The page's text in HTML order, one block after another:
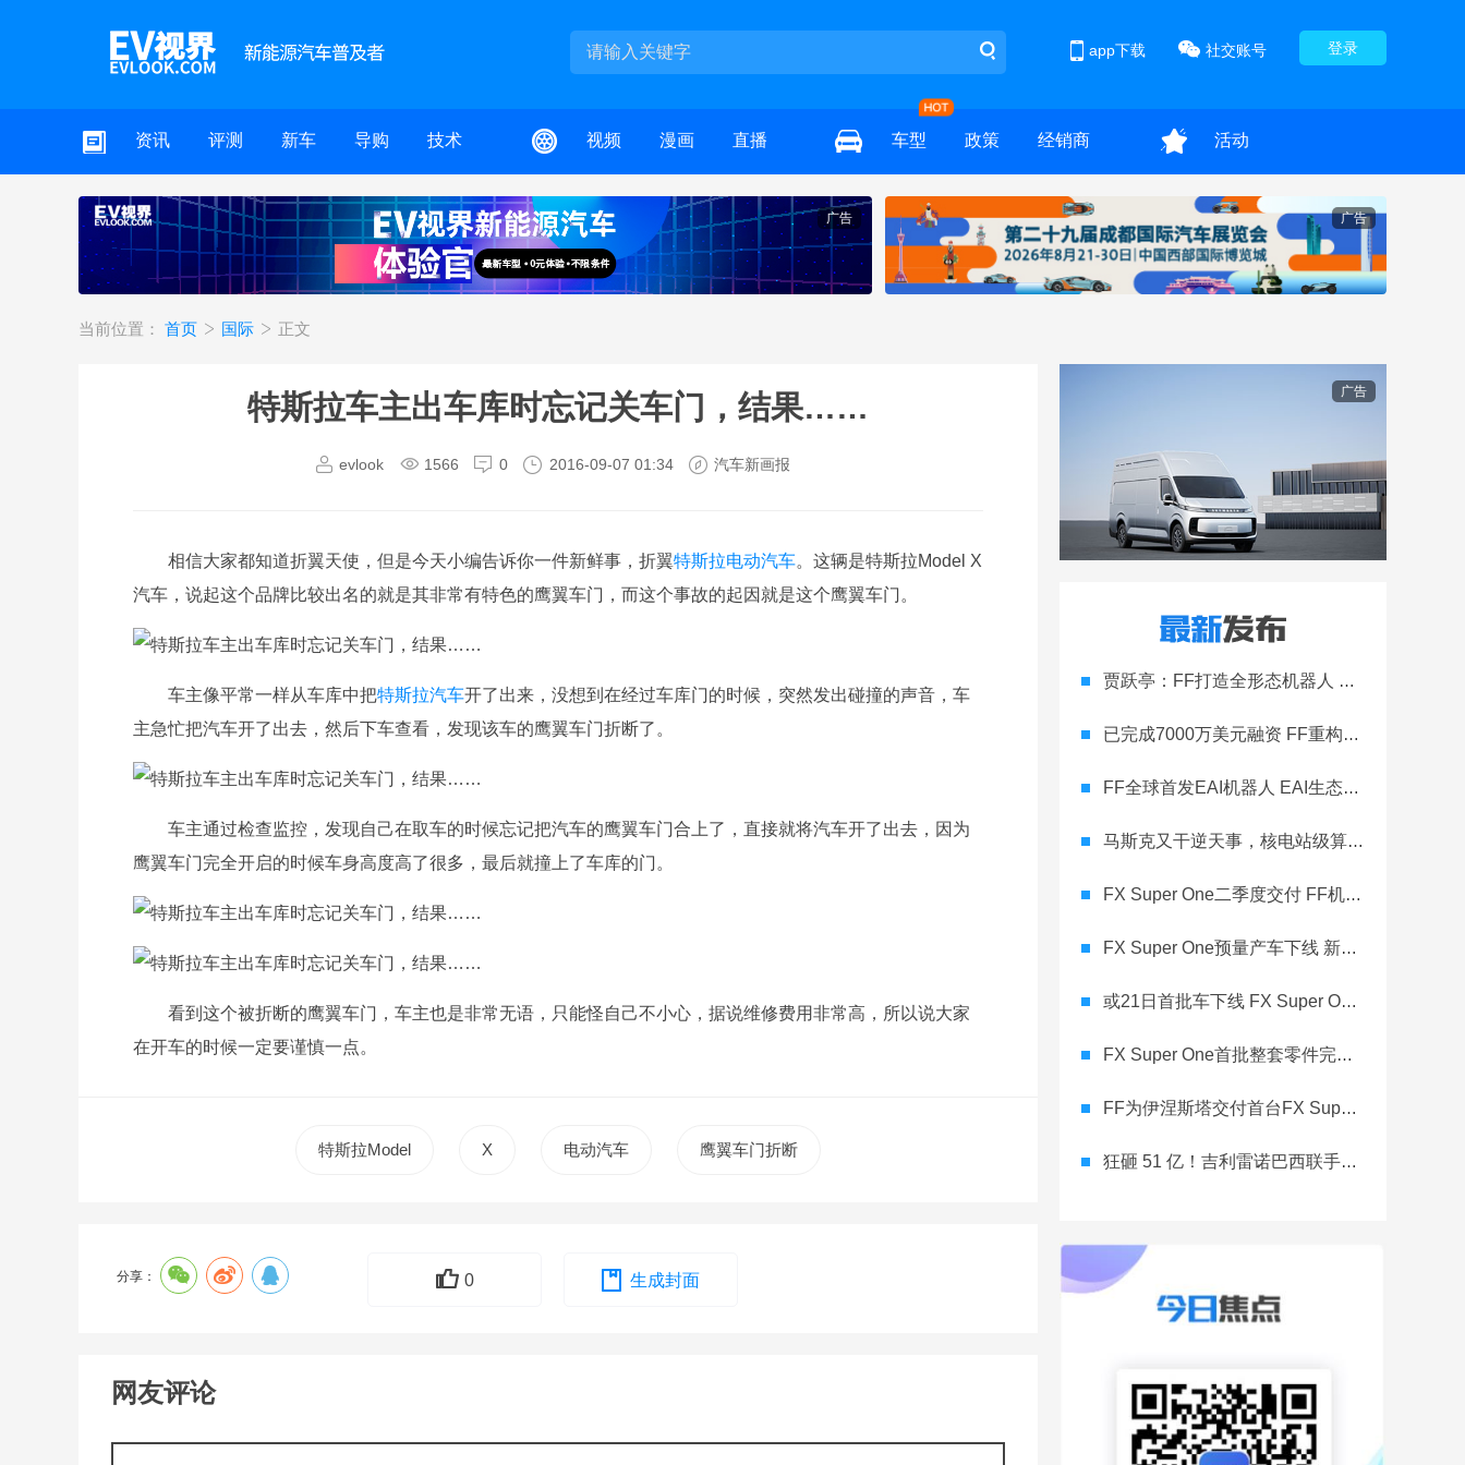
登录
社交账号
app下载
资讯 评测 新车 导购 技术 视频 漫画 直播 车型 政策 经销商 活动
广告 广告
当前位置： 首页 国际 正文
特斯拉车主出车库时忘记关车门，结果……
evlook 1566 0 2016-09-07 01:34 汽车新画报
相信大家都知道折翼天使，但是今天小编告诉你一件新鲜事，折翼特斯拉电动汽车。这辆是特斯拉Model X
汽车，说起这个品牌比较出名的就是其非常有特色的鹰翼车门，而这个事故的起因就是这个鹰翼车门。
车主像平常一样从车库中把特斯拉汽车开了出来，没想到在经过车库门的时候，突然发出碰撞的声音，车
主急忙把汽车开了出去，然后下车查看，发现该车的鹰翼车门折断了。
车主通过检查监控，发现自己在取车的时候忘记把汽车的鹰翼车门合上了，直接就将汽车开了出去，因为
鹰翼车门完全开启的时候车身高度高了很多，最后就撞上了车库的门。
看到这个被折断的鹰翼车门，车主也是非常无语，只能怪自己不小心，据说维修费用非常高，所以说大家
在开车的时候一定要谨慎一点。
特斯拉Model X 电动汽车 鹰翼车门折断
分享： 0 生成封面
网友评论
广告
贾跃亭：FF打造全形态机器人 目标全球EAI教育第一大脑
已完成7000万美元融资 FF重构为Physical AI生态公司
FF全球首发EAI机器人 EAI生态战略和5X4技术架构同步发布
马斯克又干逆天事，核电站级算力砸向汽车AI
FX Super One二季度交付 FF机器人目标美国头部AI公司
FX Super One预量产车下线 新品及量产交付计划发布
或21日首批车下线 FX Super One在汉福德工厂开始生产
FX Super One首批整套零件完成清关 为年内下线进入冲刺
FF为伊涅斯塔交付首台FX Super One 中东公司迈入营收阶段
狂砸 51 亿！吉利雷诺巴西联手，2026 年硬刚南美市场